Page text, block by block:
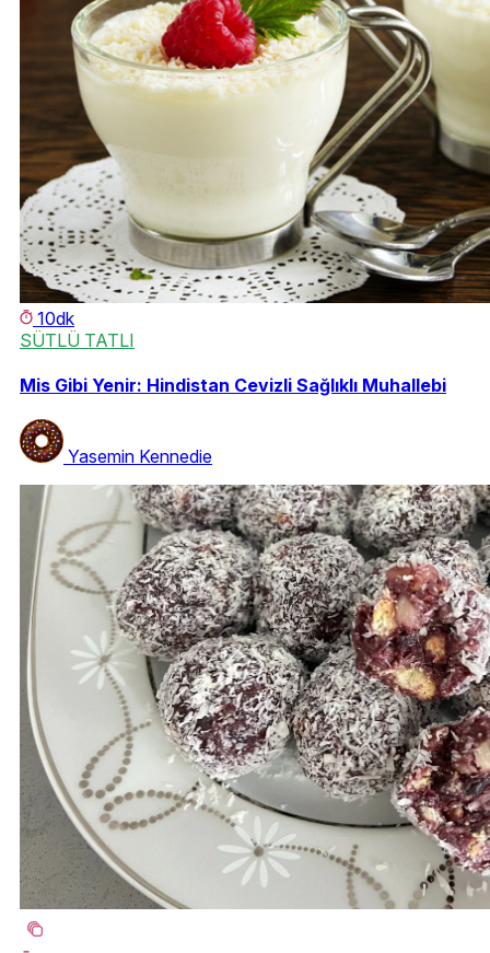
10dk
SÜTLÜ TATLI
Mis Gibi Yenir: Hindistan Cevizli Sağlıklı Muhallebi
Yasemin Kennedie